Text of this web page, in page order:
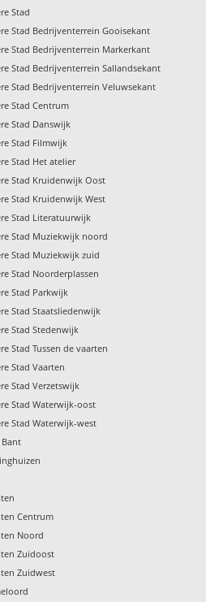
Stad
Stad Bedrijventerrein Gooisekant
Stad Bedrijventerrein Markerkant
Stad Bedrijventerrein Sallandsekant
Stad Bedrijventerrein Veluwsekant
Stad Centrum
Stad Danswijk
Stad Filmwijk
Stad Het atelier
Stad Kruidenwijk Oost
Stad Kruidenwijk West
Stad Literatuurwijk
Stad Muziekwijk noord
Stad Muziekwijk zuid
Stad Noorderplassen
Stad Parkwijk
Stad Staatsliedenwijk
Stad Stedenwijk
Stad Tussen de vaarten
Stad Vaarten
Stad Verzetswijk
Stad Waterwijk-oost
Stad Waterwijk-west
Centrum
Noord
Zuidoost
Zuidwest